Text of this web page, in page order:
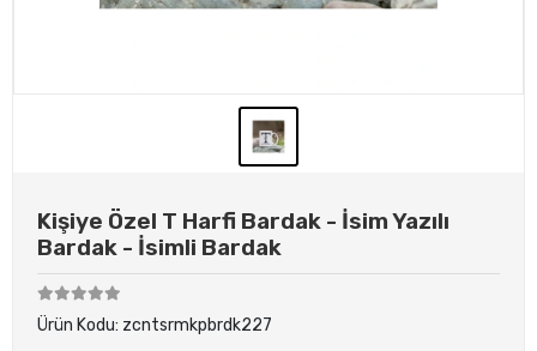
Kişiye Özel T Harfi Bardak - İsim Yazılı
Bardak - İsimli Bardak
Ürün Kodu: zcntsrmkpbrdk227